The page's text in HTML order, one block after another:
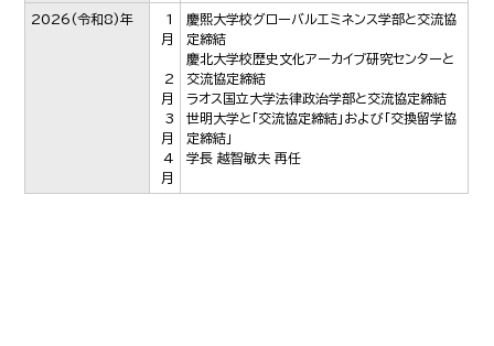
2026(令和8)年
1
月
2
月
3
月
4
月
慶熙大学校グローバルエミネンス学部と交流協
定締結
慶北大学校歴史文化アーカイブ研究センターと
交流協定締結
ラオス国立大学法律政治学部と交流協定締結
世明大学と「交流協定締結」および「交換留学協
定締結」
学長 越智敏夫 再任